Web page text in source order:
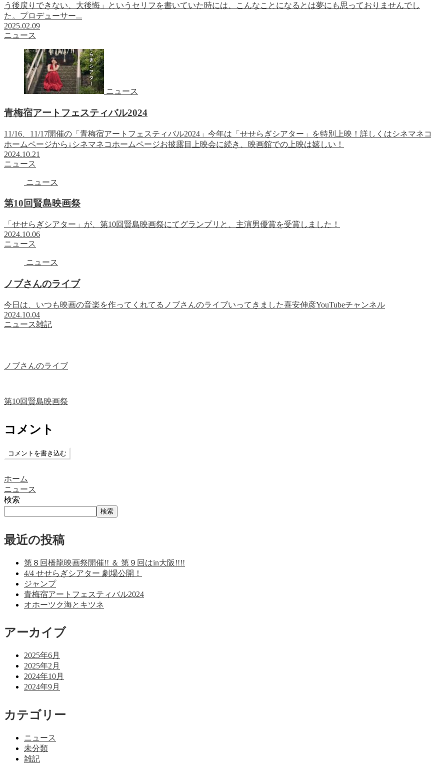
う後戻りできない、大後悔」というセリフを書いていた時には、こんなことになるとは夢にも思っておりませんでし
た。プロデューサー...
2025.02.09
ニュース
ニュース
青梅宿アートフェスティバル2024
11/16、11/17開催の「青梅宿アートフェスティバル2024」今年は「せせらぎシアター」を特別上映！詳しくはシネマネコ
ホームページから↓シネマネコホームページお披露目上映会に続き、映画館での上映は嬉しい！
2024.10.21
ニュース
ニュース
第10回賢島映画祭
「せせらぎシアター」が、第10回賢島映画祭にてグランプリと、主演男優賞を受賞しました！
2024.10.06
ニュース
ニュース
ノブさんのライブ
今日は、いつも映画の音楽を作ってくれてるノブさんのライブいってきました喜安伸彦YouTubeチャンネル
2024.10.04
ニュース雑記
ノブさんのライブ
第10回賢島映画祭
コメント
コメントを書き込む
ホーム
ニュース
検索
検索
最近の投稿
第８回橋龍映画祭開催!! ＆ 第９回はin大阪!!!!
4/4 せせらぎシアター 劇場公開！
ジャンプ
青梅宿アートフェスティバル2024
オホーツク海とキツネ
アーカイブ
2025年6月
2025年2月
2024年10月
2024年9月
カテゴリー
ニュース
未分類
雑記